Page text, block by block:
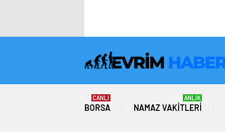
BORSA
CANLI
NAMAZ VAKITLERI
ANLIK